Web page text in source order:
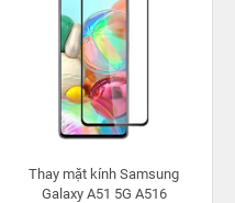
Thay mặt kính Samsung
Galaxy A51 5G A516